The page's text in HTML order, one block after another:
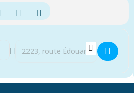
Address - Exposition jeunesse en art
Destination Address - Exposition